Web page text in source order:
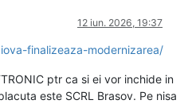
12 iun. 2026, 19:37
finalizeaza-modernizarea/
ptr ca si ei vor inchide in
este SCRL Brasov. Pe nisa